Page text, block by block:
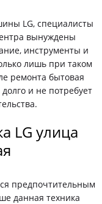
LG, специалисты
вынуждены
инструменты и
лишь при таком
ремонта бытовая
и не потребует
LG улица
предпочтительным
данная техника